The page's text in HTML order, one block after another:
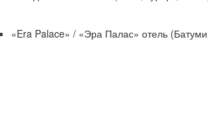
«Era Palace» / «Эра Палас» отель